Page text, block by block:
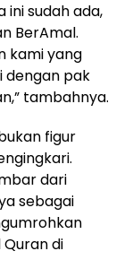
ini sudah ada,
BerAmal.
kami yang
dengan pak
tambahnya.
figur
dari
sebagai
di